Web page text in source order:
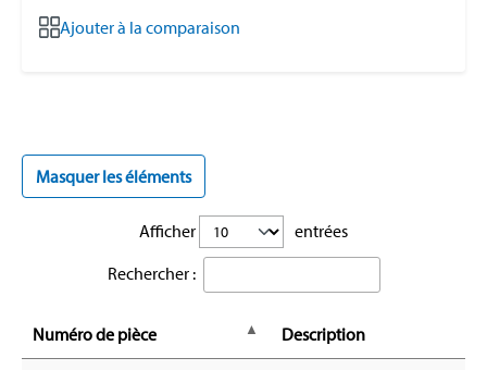
Ajouter à la comparaison
Masquer les éléments
Afficher
entrées
Rechercher :
Numéro de pièce Description